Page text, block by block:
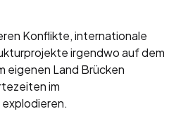
Konflikte, internationale
irgendwo auf dem
eigenen Land Brücken
im